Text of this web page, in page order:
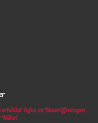
Infos zu Neueröffnungen
Nähe!